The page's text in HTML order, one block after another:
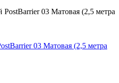
03 Матовая (2,5 метра